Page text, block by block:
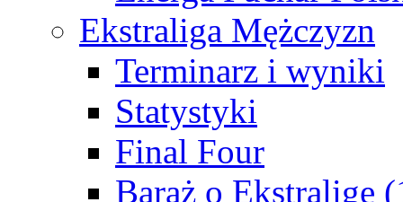
Ekstraliga Mężczyzn
Terminarz i wyniki
Statystyki
Final Four
Baraż o Ekstraligę